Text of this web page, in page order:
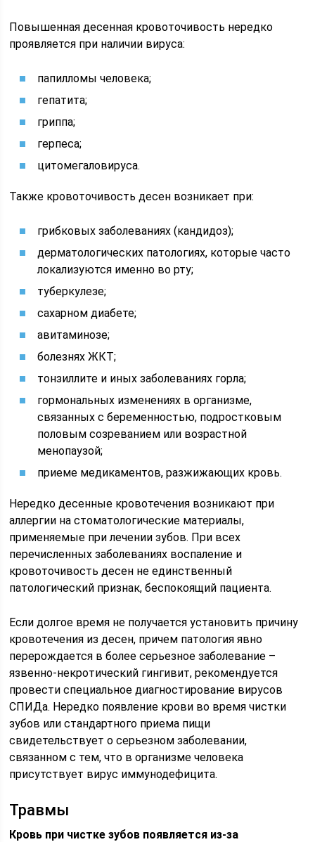
Повышенная десенная кровоточивость нередко
проявляется при наличии вируса:
папилломы человека;
гепатита;
гриппа;
герпеса;
цитомегаловируса.
Также кровоточивость десен возникает при:
грибковых заболеваниях (кандидоз);
дерматологических патологиях, которые часто
локализуются именно во рту;
туберкулезе;
сахарном диабете;
авитаминозе;
болезнях ЖКТ;
тонзиллите и иных заболеваниях горла;
гормональных изменениях в организме,
связанных с беременностью, подростковым
половым созреванием или возрастной
менопаузой;
приеме медикаментов, разжижающих кровь.
Нередко десенные кровотечения возникают при
аллергии на стоматологические материалы,
применяемые при лечении зубов. При всех
перечисленных заболеваниях воспаление и
кровоточивость десен не единственный
патологический признак, беспокоящий пациента.
Если долгое время не получается установить причину
кровотечения из десен, причем патология явно
перерождается в более серьезное заболевание –
язвенно-некротический гингивит, рекомендуется
провести специальное диагностирование вирусов
СПИДа. Нередко появление крови во время чистки
зубов или стандартного приема пищи
свидетельствует о серьезном заболевании,
связанном с тем, что в организме человека
присутствует вирус иммунодефицита.
Травмы
Кровь при чистке зубов появляется из-за